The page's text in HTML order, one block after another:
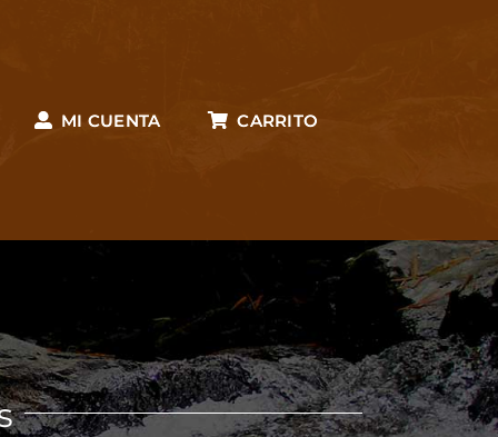
MI CUENTA CARRITO